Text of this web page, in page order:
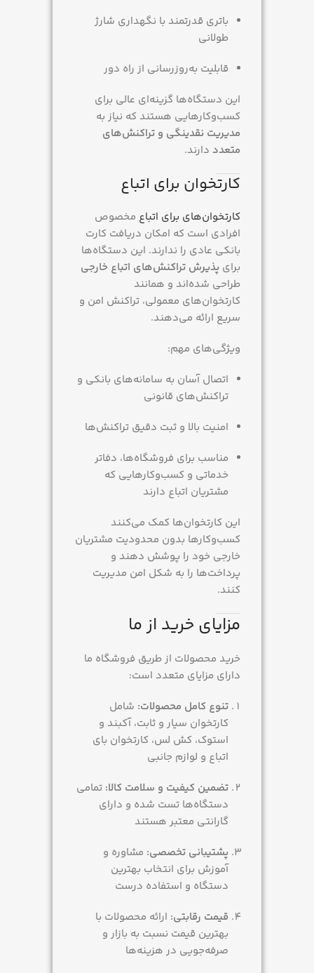
باتری قدرتمند با نگهداری شارژ
طولانی
قابلیت به‌روزرسانی از راه دور
این دستگاه‌ها گزینه‌ای عالی برای
کسب‌وکارهایی هستند که نیاز به
مدیریت نقدینگی و تراکنش‌های
متعدد دارند.
کارتخوان برای اتباع
کارتخوان‌های برای اتباع مخصوص
افرادی است که امکان دریافت کارت
بانکی عادی را ندارند. این دستگاه‌ها
برای پذیرش تراکنش‌های اتباع خارجی
طراحی شده‌اند و همانند
کارتخوان‌های معمولی، تراکنش امن و
سریع ارائه می‌دهند.
ویژگی‌های مهم:
اتصال آسان به سامانه‌های بانکی و
تراکنش‌های قانونی
امنیت بالا و ثبت دقیق تراکنش‌ها
مناسب برای فروشگاه‌ها، دفاتر
خدماتی و کسب‌وکارهایی که
مشتریان اتباع دارند
این کارتخوان‌ها کمک می‌کنند
کسب‌وکارها بدون محدودیت مشتریان
خارجی خود را پوشش دهند و
پرداخت‌ها را به شکل امن مدیریت
کنند.
مزایای خرید از ما
خرید محصولات از طریق فروشگاه ما
دارای مزایای متعدد است:
تنوع کامل محصولات: شامل
کارتخوان سیار و ثابت، آکبند و
استوک، کش لس، کارتخوان بای
اتباع و لوازم جانبی
تضمین کیفیت و سلامت کالا: تمامی
دستگاه‌ها تست شده و دارای
گارانتی معتبر هستند
پشتیبانی تخصصی: مشاوره و
آموزش برای انتخاب بهترین
دستگاه و استفاده درست
قیمت رقابتی: ارائه محصولات با
بهترین قیمت نسبت به بازار و
صرفه‌جویی در هزینه‌ها